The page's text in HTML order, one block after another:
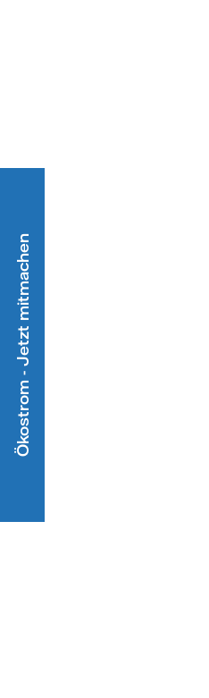
Ökostrom - Jetzt mitmachen